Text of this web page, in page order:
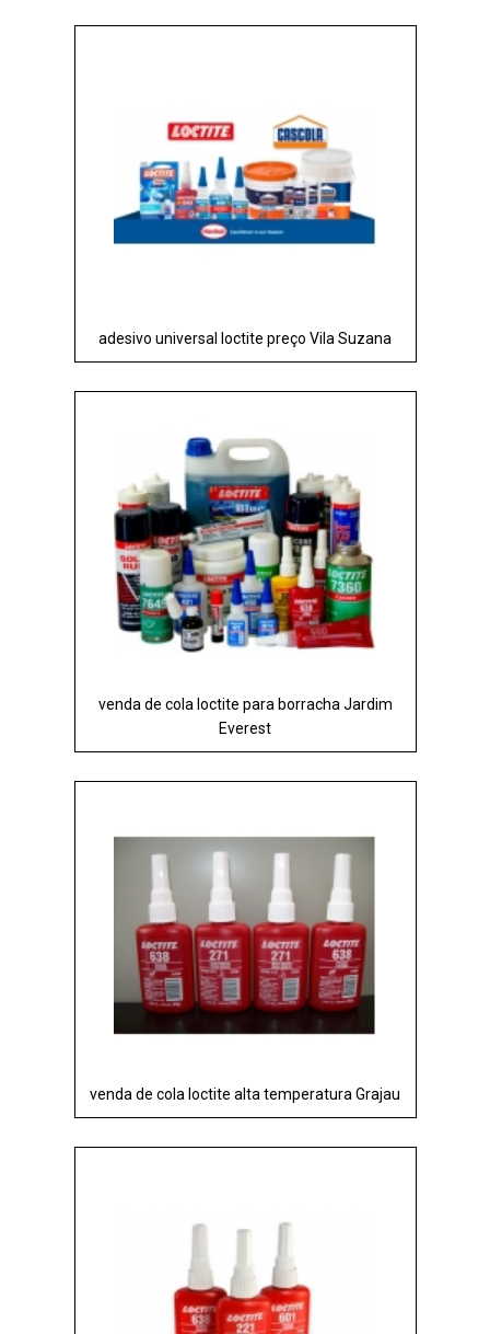
adesivo universal loctite preço Vila Suzana
venda de cola loctite para borracha Jardim
Everest
venda de cola loctite alta temperatura Grajau